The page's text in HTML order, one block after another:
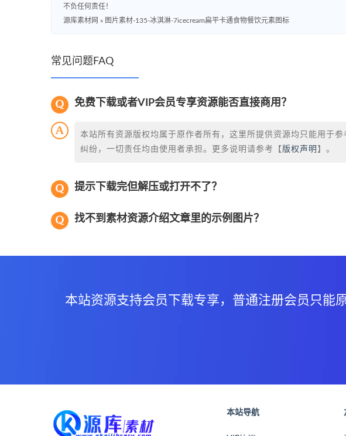
不负任何责任！
源库素材网 » 图片素材-135-冰淇淋-7icecream扁平卡通食物餐饮元素图标
常见问题FAQ
免费下载或者VIP会员专享资源能否直接商用？
本站所有资源版权均属于原作者所有，这里所提供资源均只能用于
纠纷，一切责任均由使用者承担。更多说明请参考【 版权声明 】。
提示下载完但解压或打开不了？
找不到素材资源介绍文章里的示例图片？
本站资源支持会员下载专享，普通注册会员只能
本站导航